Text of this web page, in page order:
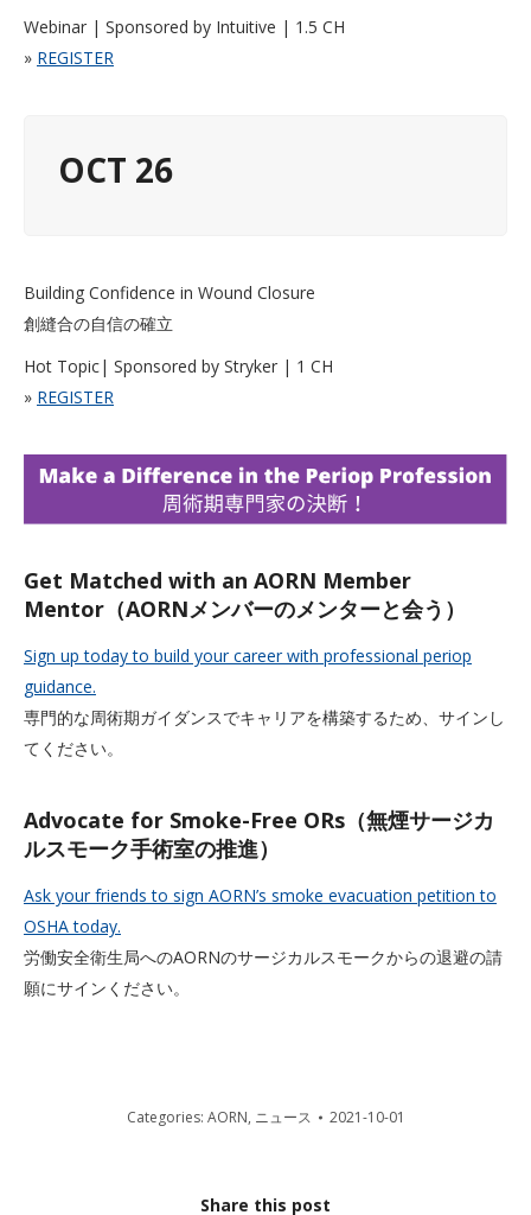
Webinar | Sponsored by Intuitive | 1.5 CH
» REGISTER
OCT 26
Building Confidence in Wound Closure
創縫合の自信の確立
Hot Topic| Sponsored by Stryker | 1 CH
» REGISTER
Get Matched with an AORN Member
Mentor（AORNメンバーのメンターと会う）
Sign up today to build your career with professional periop
guidance.
専門的な周術期ガイダンスでキャリアを構築するため、サインし
てください。
Advocate for Smoke-Free ORs（無煙サージカ
ルスモーク手術室の推進）
Ask your friends to sign AORN’s smoke evacuation petition to
OSHA today.
労働安全衛生局へのAORNのサージカルスモークからの退避の請
願にサインください。
Categories: AORN, ニュース 2021-10-01
Share this post